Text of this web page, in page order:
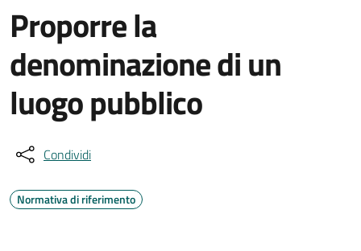
Proporre la
denominazione di un
luogo pubblico
Condividi
Normativa di riferimento